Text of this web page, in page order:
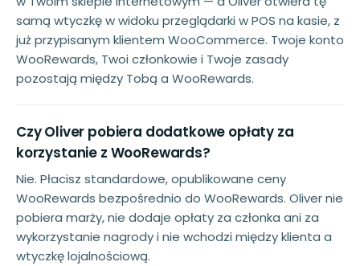
samą wtyczkę w widoku przeglądarki w POS na kasie, z
już przypisanym klientem WooCommerce. Twoje konto
WooRewards, Twoi członkowie i Twoje zasady
pozostają między Tobą a WooRewards.
Czy Oliver pobiera dodatkowe opłaty za
korzystanie z WooRewards?
Nie. Płacisz standardowe, opublikowane ceny
WooRewards bezpośrednio do WooRewards. Oliver nie
pobiera marży, nie dodaje opłaty za członka ani za
wykorzystanie nagrody i nie wchodzi między klienta a
wtyczkę lojalnościową.